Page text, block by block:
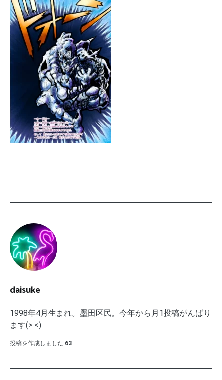
daisuke
1998年4月生まれ。墨田区民。今年から月1投稿がんばり
ます(> <)
投稿を作成しました 63